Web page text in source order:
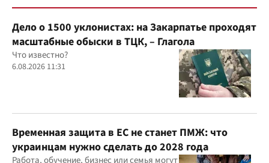
Дело о 1500 уклонистах: на Закарпатье проходят
масштабные обыски в ТЦК, – Глагола
Что известно?
6.08.2026 11:31
Временная защита в ЕС не станет ПМЖ: что
украинцам нужно сделать до 2028 года
Работа, обучение, бизнес или семья могут